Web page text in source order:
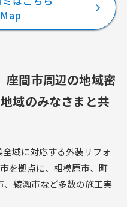
座間市周辺の地域密
地域のみなさまと共
域に対応する外装リフォ
を拠点に、相模原市、町
綾瀬市など多数の施工実